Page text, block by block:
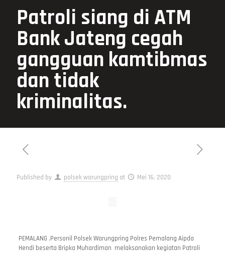
Patroli siang di ATM
Bank Jateng cegah
gangguan kamtibmas
dan tidak
kriminalitas.
Published by polsek warungpring at Mei 16, 2020
PEMALANG .Personil Polsek Warungpring Polres Pemalang Aipda
Hendi beserta Bripka Muhardiman melaksanakan kegiatan Patroli